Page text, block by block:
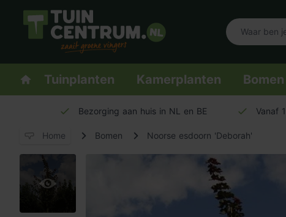
Logo Tuincentrum.nl
Homepage
Tuinplanten Kamerplanten Bomen
Bezorging aan huis in NL en BE Vanaf
Home Bomen Noorse esdoorn 'Deborah'